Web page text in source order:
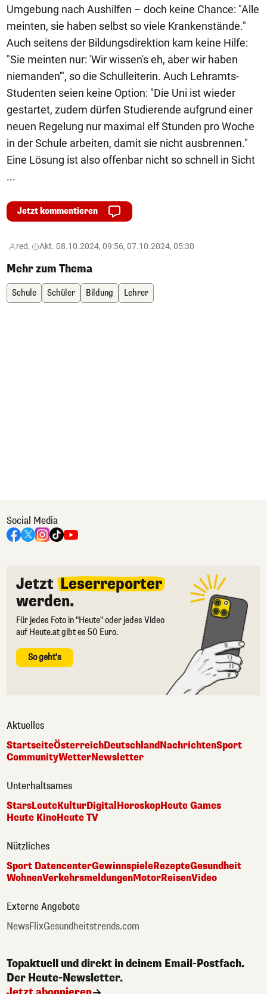
Umgebung nach Aushilfen – doch keine Chance: "Alle
meinten, sie haben selbst so viele Krankenstände."
Auch seitens der Bildungsdirektion kam keine Hilfe:
"Sie meinten nur: 'Wir wissen's eh, aber wir haben
niemanden'", so die Schulleiterin. Auch Lehramts-
Studenten seien keine Option: "Die Uni ist wieder
gestartet, zudem dürfen Studierende aufgrund einer
neuen Regelung nur maximal elf Stunden pro Woche
in der Schule arbeiten, damit sie nicht ausbrennen."
Eine Lösung ist also offenbar nicht so schnell in Sicht
...
Jetzt kommentieren
red, Akt. 08.10.2024, 09:56, 07.10.2024, 05:30
Mehr zum Thema
Schule Schüler Bildung Lehrer
Social Media
Jetzt Leserreporter
werden.
Für jedes Foto in "Heute" oder jedes Video
auf Heute.at gibt es 50 Euro.
So geht's
Aktuelles
StartseiteÖsterreichDeutschlandNachrichtenSport
CommunityWetterNewsletter
Unterhaltsames
StarsLeuteKulturDigitalHoroskopHeute Games
Heute KinoHeute TV
Nützliches
Sport DatencenterGewinnspieleRezepteGesundheit
WohnenVerkehrsmeldungenMotorReisenVideo
Externe Angebote
NewsFlixGesundheitstrends.com
Topaktuell und direkt in deinem Email-Postfach.
Der Heute-Newsletter.